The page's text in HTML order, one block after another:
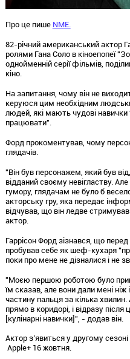
Про це пише NME.
82-річний американський актор
ролями Гана Соло в кіноепопеї
однойменній серії фільмів,
кіно.
На запитання, чому він не
керуюся цим необхідним
людей, які мають чудові
працювати".
Форд прокоментував, чому
глядачів.
"Він був персонажем, який був
відданий своєму невігластву.
гумору, глядачам не було б
акторську гру, яка передає
відчував, що він ледве
актор.
Гаррісон Форд зізнався, що
пробував себе як шеф-кухаря
поки про мене не дізналися і не
"Моєю першою роботою було
їм сказав, але вони дали мені ніж
частину пальця за кілька
прямо в коридорі, і відразу
[кулінарні навички]", - додав він.
Актор з’явиться у другому
Apple+ 16 жовтня.